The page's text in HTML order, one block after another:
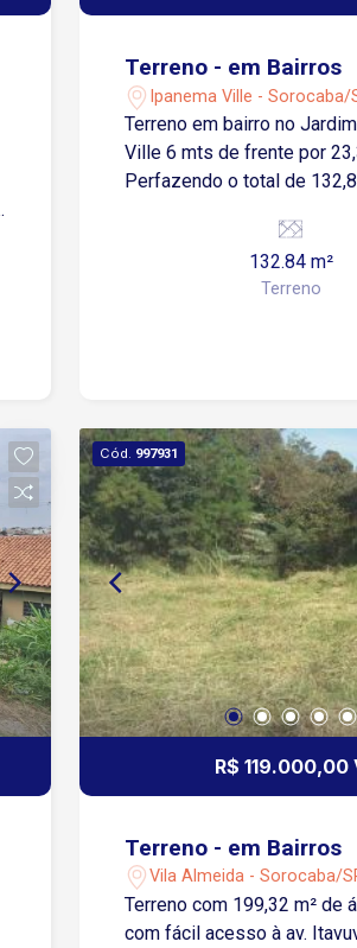
Terreno - em Bairros
Ipanema Ville - Sorocaba/
Terreno em bairro no
Ville 6 mts de frente por
Perfazendo o total de
132.84 m²
Terreno
Cód. 997931
R$ 119.000,00
Terreno - em Bairros
Vila Almeida - Sorocaba/
Terreno com 199,32 m² de
com fácil acesso à av.